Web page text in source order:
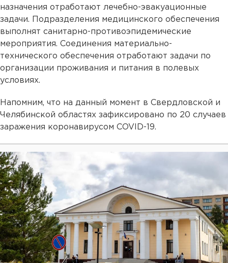
назначения отработают лечебно-эвакуационные
задачи. Подразделения медицинского обеспечения
выполнят санитарно-противоэпидемические
мероприятия. Соединения материально-
технического обеспечения отработают задачи по
организации проживания и питания в полевых
условиях.
Напомним, что на данный момент в Свердловской и
Челябинской областях зафиксировано по 20 случаев
заражения коронавирусом COVID-19.